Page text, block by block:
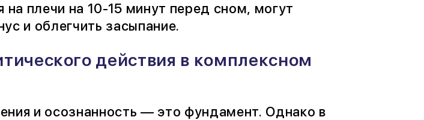
на плечи на 10-15 минут перед сном, могут
и облегчить засыпание.
действия в комплексном
и осознанность — это фундамент. Однако в